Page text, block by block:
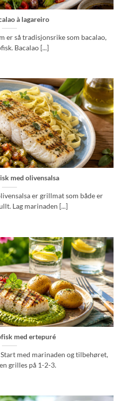
à lagareiro
er så tradisjonsrike som bacalao,
Bacalao [...]
med olivensalsa
er grillmat som både er
Lag marinaden [...]
med ertepuré
med marinaden og tilbehøret,
grilles på 1-2-3.